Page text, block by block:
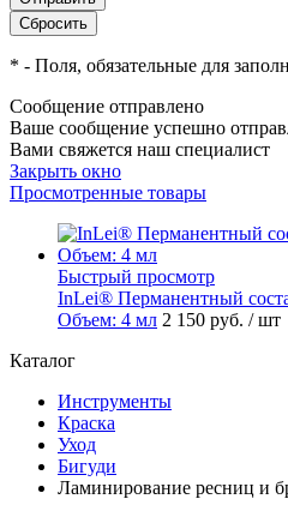
* - Поля, обязательные для
Сообщение отправлено
Ваше сообщение успешно
Вами свяжется наш специалист
Закрыть окно
Просмотренные товары
Быстрый просмотр
InLei® Перманентный
Объем: 4 мл 2 150 руб. / шт
Каталог
Инструменты
Краска
Уход
Бигуди
Ламинирование ресниц и